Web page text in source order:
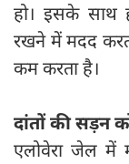
हो। इसके साथ
रखने में मदद
कम करता है।
दांतों की सड़न
एलोवेरा जेल में